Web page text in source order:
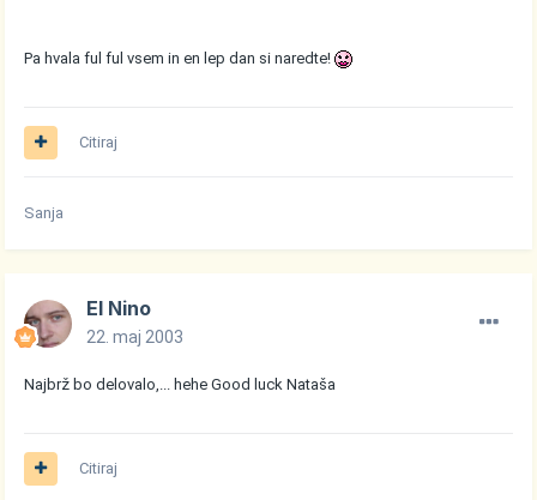
Pa hvala ful ful vsem in en lep dan si naredte!
Citiraj
Sanja
El Nino
22. maj 2003
Najbrž bo delovalo,... hehe Good luck Nataša
Citiraj